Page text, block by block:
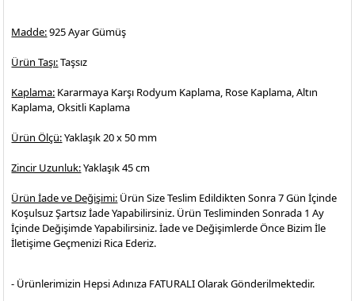
Madde:925 Ayar Gümüş
Ürün Taşı:Taşsız
Kaplama: Kararmaya Karşı Rodyum Kaplama, Rose Kaplama, Altın
Kaplama, Oksitli Kaplama
Ürün Ölçü:Yaklaşık 20 x 50 mm
Zincir Uzunluk:Yaklaşık 45 cm
Ürün İade ve Değişimi: Ürün Size Teslim Edildikten Sonra 7 Gün İçinde
Koşulsuz Şartsız İade Yapabilirsiniz. Ürün Tesliminden Sonrada 1 Ay
İçinde Değişimde Yapabilirsiniz. İade ve Değişimlerde Önce Bizim İle
İletişime Geçmenizi Rica Ederiz.
- Ürünlerimizin Hepsi Adınıza FATURALI Olarak Gönderilmektedir.